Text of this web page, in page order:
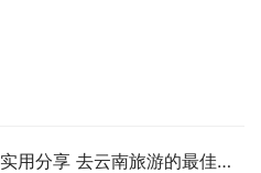
平台上的“网红”客栈，多花
情。
，束河最妙的，就是它的“无
去云南旅游的最佳季节是什么时候